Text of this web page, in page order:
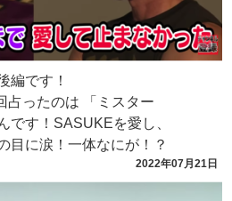
2022年07月21日
編です！
占ったのは 「ミスター
です！SASUKEを愛し、
目に涙！一体なにが！？